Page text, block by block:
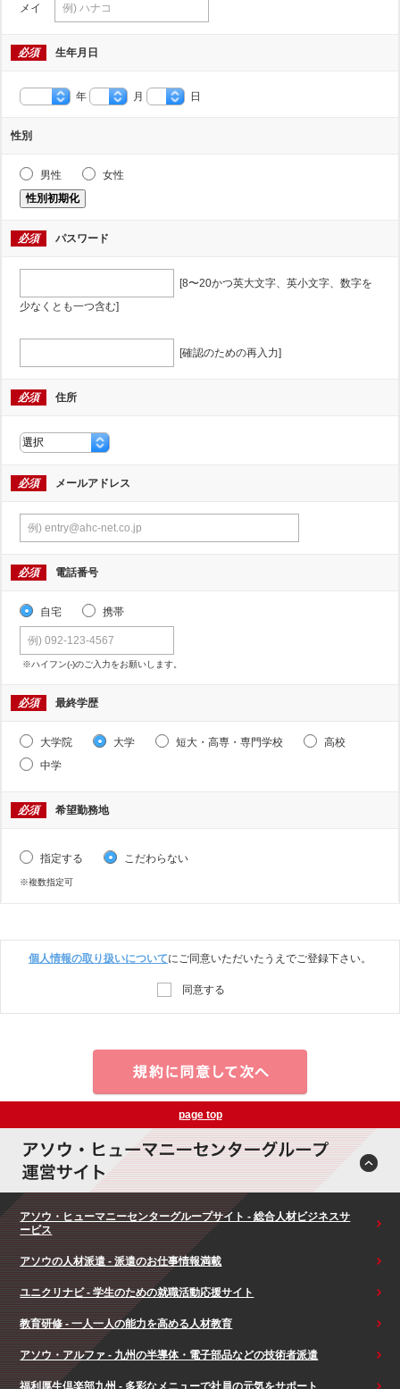
メイ
必須 生年月日
年 月 日
性別
男性
女性
性別初期化
必須 パスワード
[8〜20かつ英大文字、英小文字、数字を
少なくとも一つ含む]
[確認のための再入力]
必須 住所
必須 メールアドレス
必須 電話番号
自宅 携帯
※ハイフン(-)のご入力をお願いします。
必須 最終学歴
大学院 大学 短大・高専・専門学校
高校
中学
必須 希望勤務地
指定する こだわらない
※複数指定可
個人情報の取り扱いについてにご同意いただいたうえでご登録下さい。
同意する
page top
アソウ・ヒューマニーセンターグループサイト - 総合人材ビジネスサ
ービス
アソウの人材派遣 - 派遣のお仕事情報満載
ユニクリナビ - 学生のための就職活動応援サイト
教育研修 - 一人一人の能力を高める人材教育
アソウ・アルファ - 九州の半導体・電子部品などの技術者派遣
福利厚生倶楽部九州 - 多彩なメニューで社員の元気をサポート